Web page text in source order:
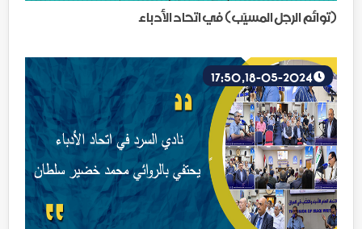
(توائم الرجل المسيّب) في اتحاد الأدباء